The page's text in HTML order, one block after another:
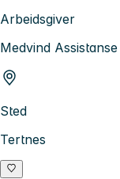
Arbeidsgiver
Medvind Assistanse
Sted
Tertnes